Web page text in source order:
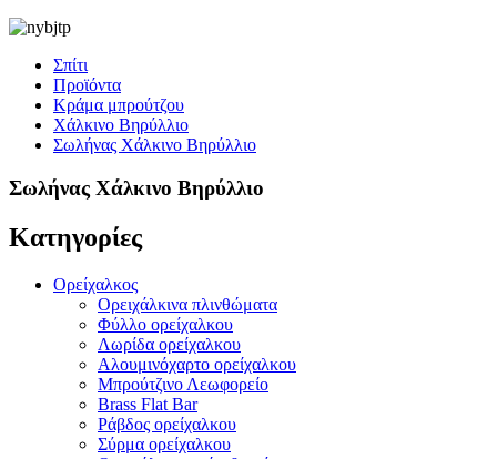
Σπίτι
Προϊόντα
Κράμα μπρούτζου
Χάλκινο Βηρύλλιο
Σωλήνας Χάλκινο Βηρύλλιο
Σωλήνας Χάλκινο Βηρύλλιο
Κατηγορίες
Ορείχαλκος
Ορειχάλκινα πλινθώματα
Φύλλο ορείχαλκου
Λωρίδα ορείχαλκου
Αλουμινόχαρτο ορείχαλκου
Μπρούτζινο Λεωφορείο
Brass Flat Bar
Ράβδος ορείχαλκου
Σύρμα ορείχαλκου